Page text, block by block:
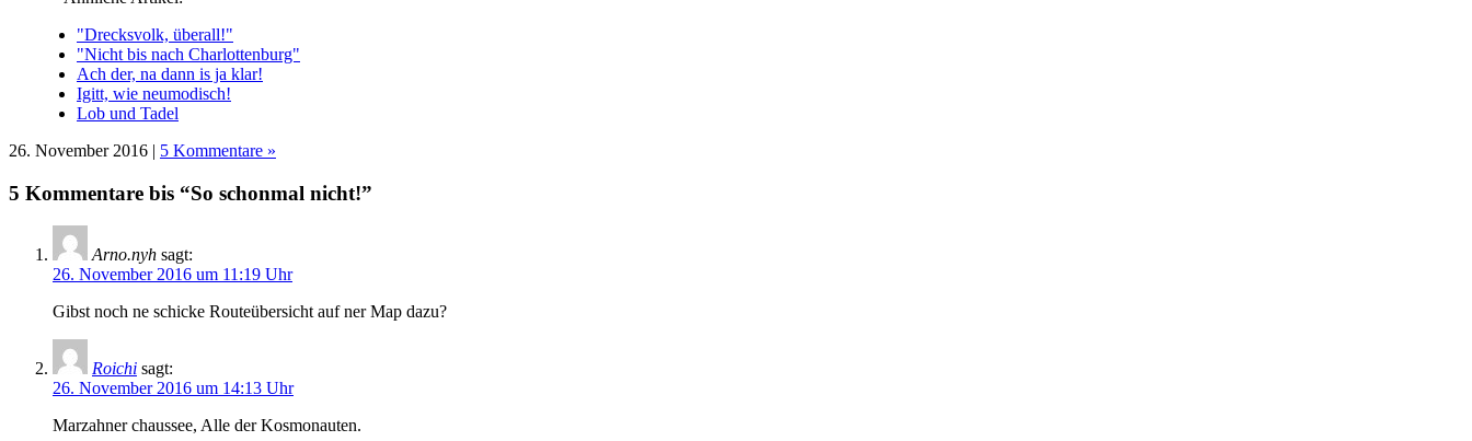
"Drecksvolk, überall!"
"Nicht bis nach Charlottenburg"
Ach der, na dann is ja klar!
Igitt, wie neumodisch!
Lob und Tadel
26. November 2016 | 5 Kommentare »
5 Kommentare bis “So schonmal nicht!”
Arno.nyh sagt:
26. November 2016 um 11:19 Uhr
Gibst noch ne schicke Routeübersicht auf ner Map dazu?
Roichi sagt:
26. November 2016 um 14:13 Uhr
Marzahner chaussee, Alle der Kosmonauten.